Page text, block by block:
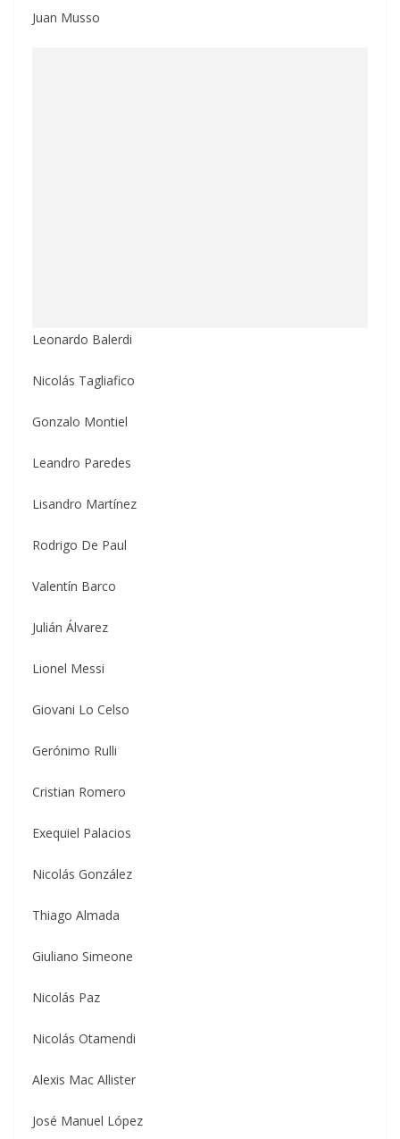
Juan Musso
Leonardo Balerdi
Nicolás Tagliafico
Gonzalo Montiel
Leandro Paredes
Lisandro Martínez
Rodrigo De Paul
Valentín Barco
Julián Álvarez
Lionel Messi
Giovani Lo Celso
Gerónimo Rulli
Cristian Romero
Exequiel Palacios
Nicolás González
Thiago Almada
Giuliano Simeone
Nicolás Paz
Nicolás Otamendi
Alexis Mac Allister
José Manuel López